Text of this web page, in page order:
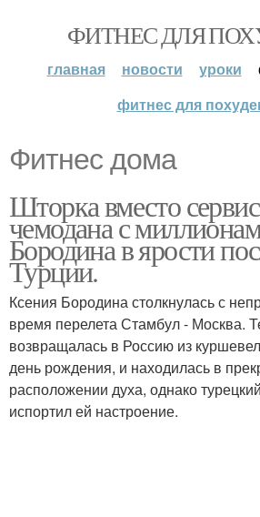
ФИТНЕС ДЛЯ
главная новости уроки
фитнес для
Фитнес дома
Шторка вместо
чемодана с
Бородина в ярости
Турции.
Ксения Бородина столкнулась с
время перелета Стамбул - Москва.
возвращалась в Россию из
день рождения, и находилась в
расположении духа, однако
испортил ей настроение.